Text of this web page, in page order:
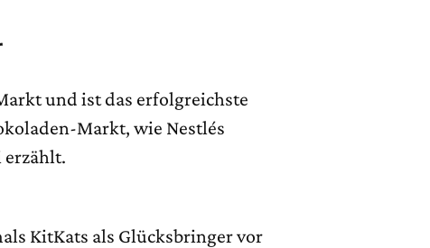
und ist das erfolgreichste
Markt, wie Nestlés
erzählt.
KitKats als Glücksbringer vor